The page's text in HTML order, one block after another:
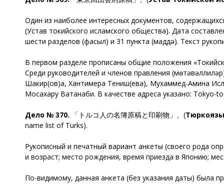
Один из наиболее интересных документов,
(Устав токийского исламского общества). Дата
шести разделов (фасыл) и 31 пункта (маддә). Текст
В первом разделе прописаны общие положения
Среди руководителей и членов правления
Шакир(ов)а, Хантимера Тениш(ева), Мухаммед-Амина
Мосахару Ватанаби. В качестве адреса указано: Tokyo-
Дело № 370. 「トルコ人の名簿原稿と印刷物」、(
name list of Turks).
Рукописный и печатный вариант анкеты (своего рода
и возраст; место рождения, время приезда в Японию;
По-видимому, данная анкета (без указания даты) была